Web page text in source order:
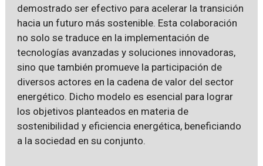
demostrado ser efectivo para acelerar la transición
hacia un futuro más sostenible. Esta colaboración
no solo se traduce en la implementación de
tecnologías avanzadas y soluciones innovadoras,
sino que también promueve la participación de
diversos actores en la cadena de valor del sector
energético. Dicho modelo es esencial para lograr
los objetivos planteados en materia de
sostenibilidad y eficiencia energética, beneficiando
a la sociedad en su conjunto.